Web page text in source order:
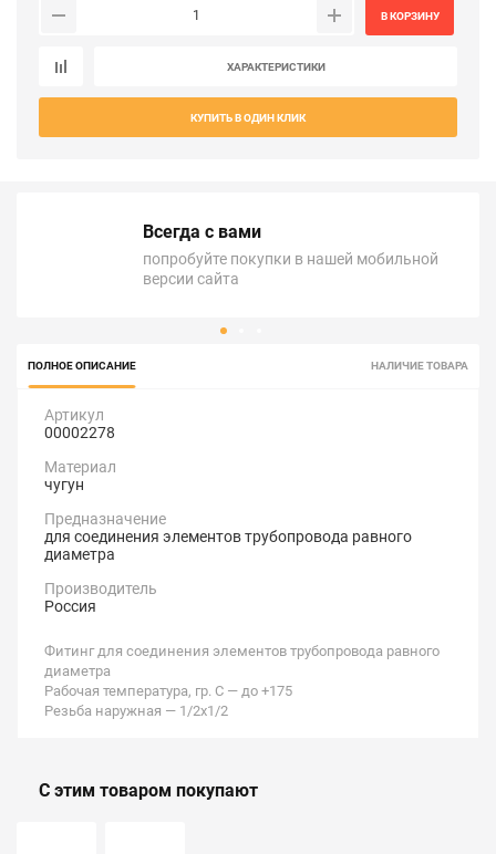
В КОРЗИНУ
ХАРАКТЕРИСТИКИ
КУПИТЬ В ОДИН КЛИК
Всегда с вами
попробуйте покупки в нашей мобильной
версии сайта
ПОЛНОЕ ОПИСАНИЕ НАЛИЧИЕ ТОВАРА
Артикул
00002278
Материал
чугун
Предназначение
для соединения элементов трубопровода равного
диаметра
Производитель
Россия
Фитинг для соединения элементов трубопровода равного
диаметра
Рабочая температура, гр. С — до +175
Резьба наружная — 1/2х1/2
С этим товаром покупают